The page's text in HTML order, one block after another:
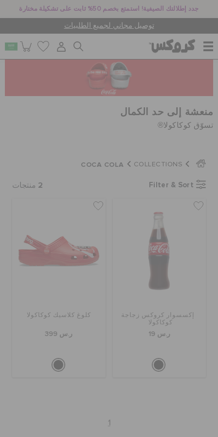
جدد إطلالتك الصيفية! استمتع بخصم 50% ثابت على تشكيلة مختارة
توصيل مجاني لجميع الطلبيات
للرجال
جيبيتز تشارمز
كروكس لمكان العمل
مميز
منعشة إلى حد الكمال
تسوّق كوكاكولا®
COLLECTIONS
COCA COLA
Filter & Sort
2 منتجات
إكسسوار كروكس زجاجة
كوكاكولا
ر.س 19
كلوغ كلاسيك كوكاكولا
ر.س 399
1